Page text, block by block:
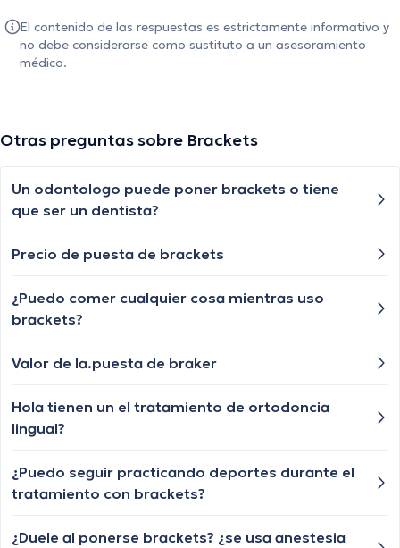
El contenido de las respuestas es estrictamente informativo y
no debe considerarse como sustituto a un asesoramiento
médico.
Otras preguntas sobre Brackets
Un odontologo puede poner brackets o tiene
que ser un dentista?
Precio de puesta de brackets
¿Puedo comer cualquier cosa mientras uso
brackets?
Valor de la.puesta de braker
Hola tienen un el tratamiento de ortodoncia
lingual?
¿Puedo seguir practicando deportes durante el
tratamiento con brackets?
¿Duele al ponerse brackets? ¿se usa anestesia